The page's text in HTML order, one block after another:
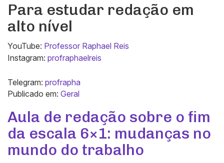
Para estudar redação em
alto nível
YouTube: Professor Raphael Reis
Instagram: profraphaelreis
Telegram: profrapha
Publicado em: Geral
Aula de redação sobre o fim
da escala 6×1: mudanças no
mundo do trabalho